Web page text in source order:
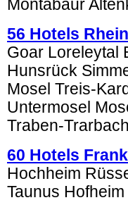
Montabaur
56 Hotels
Goar Loreleytal
Hunsrück
Mosel Treis-
Untermosel
Traben-Trarbach
60 Hotels
Hochheim
Taunus Hofheim